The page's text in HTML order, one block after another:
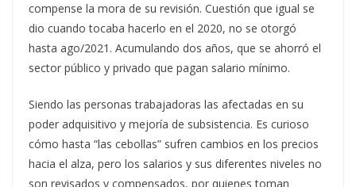
compense la mora de su revisión. Cuestión que igual se
dio cuando tocaba hacerlo en el 2020, no se otorgó
hasta ago/2021. Acumulando dos años, que se ahorró el
sector público y privado que pagan salario mínimo.
Siendo las personas trabajadoras las afectadas en su
poder adquisitivo y mejoría de subsistencia. Es curioso
cómo hasta “las cebollas” sufren cambios en los precios
hacia el alza, pero los salarios y sus diferentes niveles no
son revisados y compensados, por quienes toman